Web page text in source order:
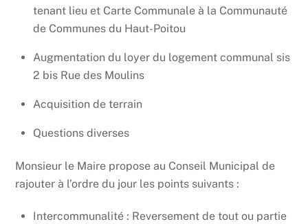
tenant lieu et Carte Communale à la Communauté
de Communes du Haut-Poitou
Augmentation du loyer du logement communal sis
2 bis Rue des Moulins
Acquisition de terrain
Questions diverses
Monsieur le Maire propose au Conseil Municipal de
rajouter à l’ordre du jour les points suivants :
Intercommunalité : Reversement de tout ou partie